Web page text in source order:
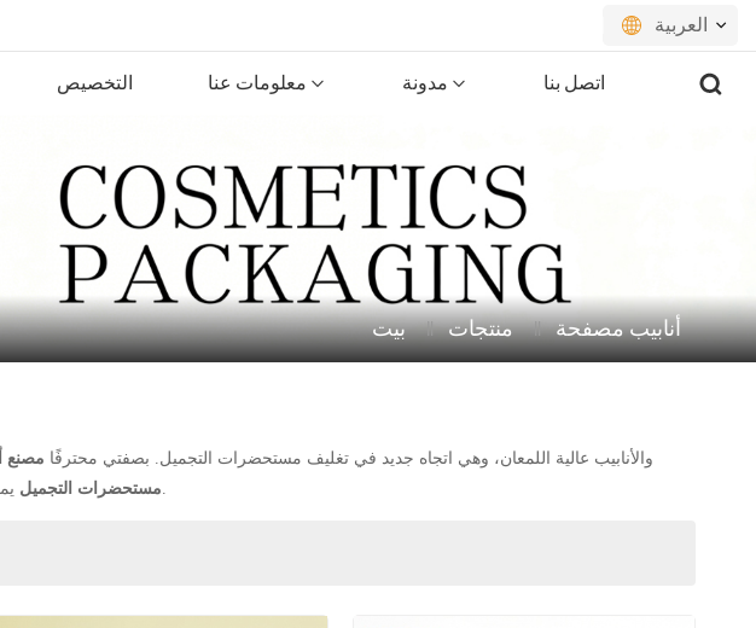
العربية
русский
español
português
日本語
التخصيص معلومات عنا مدونة اتصل بنا
بيت منتجات أنابيب مصفحة
تشمل الأنابيب المصفحة أنابيب ABL وأنابيب PBL والأنابيب عالية اللمعان، وهي اتجاه جديد في تغليف مستحضرات التجميل. بصفتي محترفًا مصنع
مستحضرات التجميل